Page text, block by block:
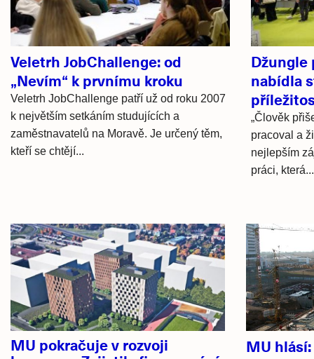
Veletrh JobChallenge: od
„Nevím“ k prvnímu kroku
Veletrh JobChallenge patří už od roku 2007
k největším setkáním studujících a
zaměstnavatelů na Moravě. Je určený těm,
kteří se chtějí...
nabídla
„Člověk
pracoval a
nejlepším
práci, která...
Hlavní
novinky
MU pokračuje v rozvoji
MU